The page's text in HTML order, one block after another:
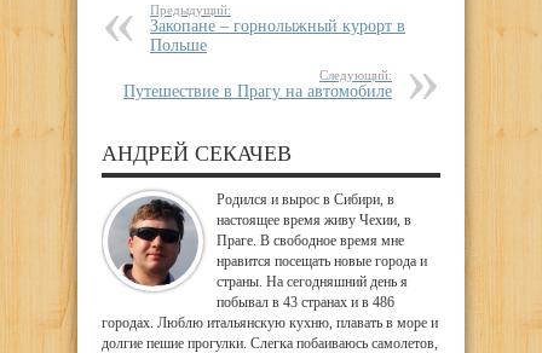
Предыдущий:
Закопане – горнолыжный курорт в
Польше
Следующий:
Путешествие в Прагу на автомобиле
АНДРЕЙ СЕКАЧЕВ
Родился и вырос в Сибири, в
настоящее время живу Чехии, в
Праге. В свободное время мне
нравится посещать новые города и
страны. На сегодняшний день я
побывал в 43 странах и в 486
городах. Люблю итальянскую кухню, плавать в море и
долгие пешие прогулки. Слегка побаиваюсь самолетов,